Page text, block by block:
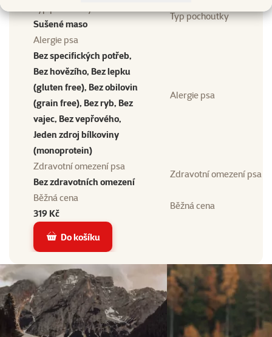
Sušené maso
Typ pochoutky
Alergie psa
Bez specifických potřeb,
Bez hovězího, Bez lepku
(gluten free), Bez obilovin
(grain free), Bez ryb, Bez
vajec, Bez vepřového,
Jeden zdroj bílkoviny
(monoprotein)
Alergie psa
Zdravotní omezení psa
Bez zdravotních omezení
Zdravotní omezení psa
Běžná cena
319 Kč
Běžná cena
Do košíku